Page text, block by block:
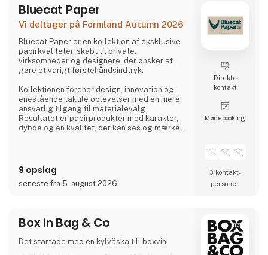
(kan du oversætte dette til engelsk)
Bluecat Paper
Vi deltager på Formland Autumn 2026
Bluecat Paper er en kollektion af eksklusive
papirkvaliteter, skabt til private,
virksomheder og designere, der ønsker at
gøre et varigt førstehåndsindtryk.
Kollektionen forener design, innovation og
enestående taktile oplevelser med en mere
ansvarlig tilgang til materialevalg.
Resultatet er papirprodukter med karakter,
dybde og en kvalitet, der kan ses og mærkes.
hvor materialet er en aktiv del af
fortællingen.
den
9 opslag
seneste fra 5. august 2026
Direkte
kontakt
Møde­booking
3 kontakt­
personer
Box in Bag & Co
Det startade med en kylväska till boxvin!